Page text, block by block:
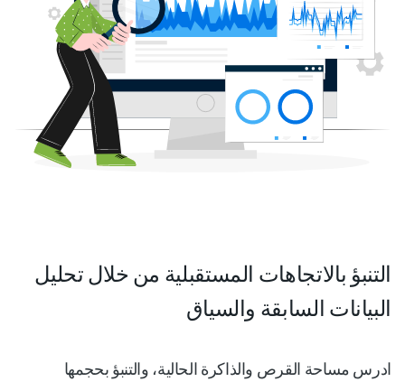
التنبؤ بالاتجاهات المستقبلية من خلال تحليل
البيانات السابقة والسياق
ادرس مساحة القرص والذاكرة الحالية، والتنبؤ بحجمها